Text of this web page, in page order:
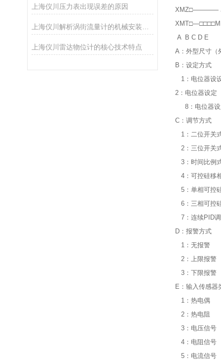
上海仪川压力表出现误差的原因
上海仪川雷达物位计的核心技术特点
XMZ□————
XMT□—□□□□M
A B C D E
A：外型尺寸（
B：设定方式
1：电位器设
2：电位器设定
8：电位器设
C：调节方式
1：二位开关
2：三位开关
3：时间比例
4：可控硅移
5：单相可控
6：三相可控
7：连续PID
D：报警方式
1：无报警
2：上限报警
3：下限报警
E：输入传感器
1：热电偶
2：热电阻
3：电压信号
4：电阻信号
5：电流信号